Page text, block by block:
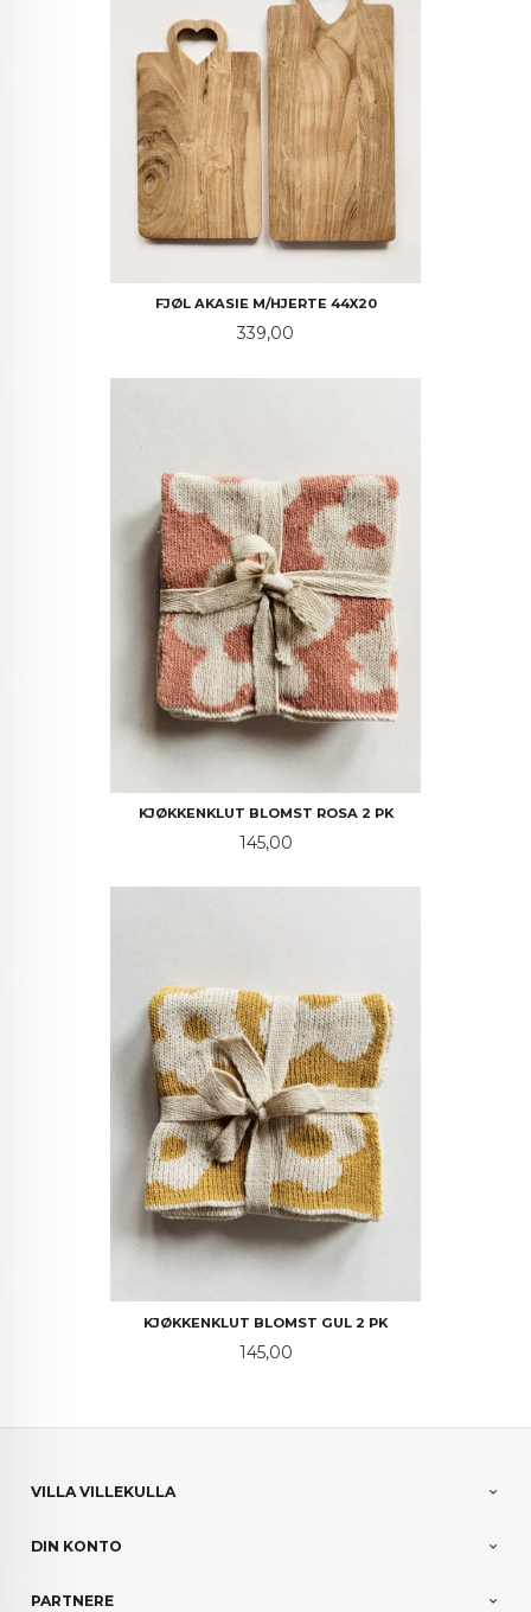
FJØL AKASIE M/HJERTE 44X20
Pris
339,00
KJØKKENKLUT BLOMST ROSA 2 PK
Pris
145,00
KJØKKENKLUT BLOMST GUL 2 PK
Pris
145,00
VILLA VILLEKULLA
DIN KONTO
PARTNERE